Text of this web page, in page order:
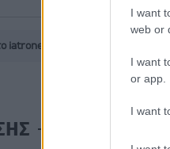
I want
web or
I want
or app.
I want
iatronet.gr στο Discover